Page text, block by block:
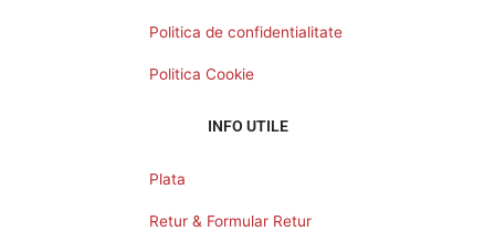
Politica de confidentialitate
Politica Cookie
INFO UTILE
Plata
Retur & Formular Retur